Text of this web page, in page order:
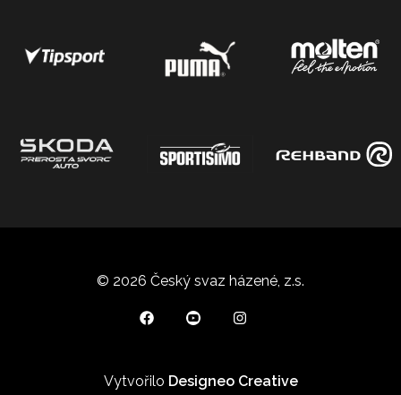
© 2026 Český svaz házené, z.s.
Vytvořilo Designeo Creative